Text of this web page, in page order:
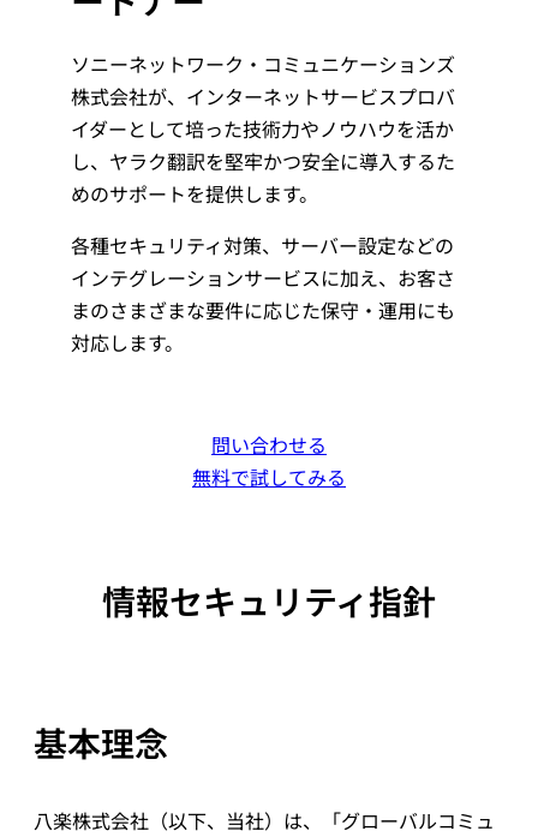
ソニーネットワーク・コミュニケーションズ
株式会社が、インターネットサービスプロバ
イダーとして培った技術力やノウハウを活か
し、ヤラク翻訳を堅牢かつ安全に導入するた
めのサポートを提供します。
各種セキュリティ対策、サーバー設定などの
インテグレーションサービスに加え、お客さ
まのさまざまな要件に応じた保守・運用にも
対応します。
問い合わせる
無料で試してみる
情報セキュリティ指針
基本理念
八楽株式会社（以下、当社）は、「グローバルコミュ